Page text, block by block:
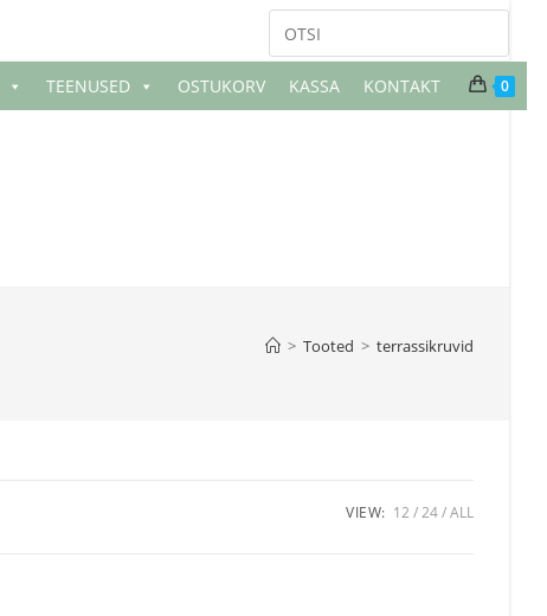
TEENUSED OSTUKORV KASSA KONTAKT 0
> Tooted > terrassikruvid
VIEW: 12 24 ALL